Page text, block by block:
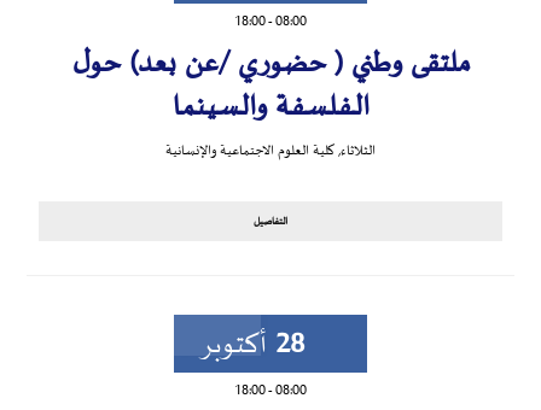
08:00
-
18:00
ملتقى وطني ( حضوري /عن بعد) حول
الــفـلـسـفـة والـسـيـنـما
الثلاثاء,كلية العلوم الاجتماعية والإنسانية
التفاصيل
28 أكتوبر
08:00
-
18:00